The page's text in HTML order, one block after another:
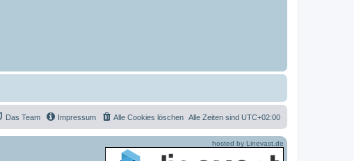
Alle Zeiten sind UTC+02:00
Alle Cookies löschen
Impressum
Das Team
hosted by Linevast.de